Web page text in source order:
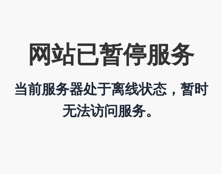
网站已暂停服务
当前服务器处于离线状态，暂时
无法访问服务。